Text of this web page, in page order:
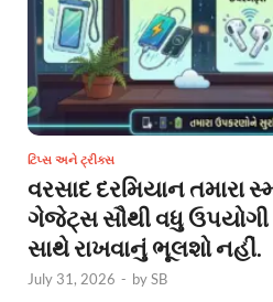
ટિપ્સ અને ટ્રીક્સ
વરસાદ દરમિયાન તમારા
ગેજેટ્સ સૌથી વધુ
સાથે રાખવાનું ભૂલશો નહીં.
July 31, 2026 - bySB